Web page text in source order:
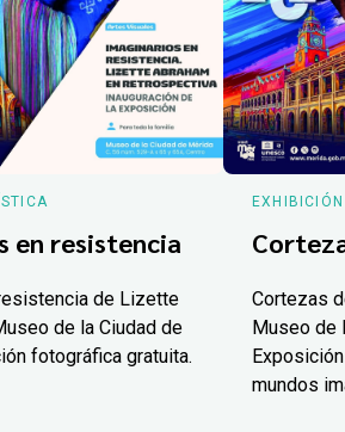
en resistencia
de Lizette
de la Ciudad de
fotográfica gratuita.
Cortezas
Museo de
mundos